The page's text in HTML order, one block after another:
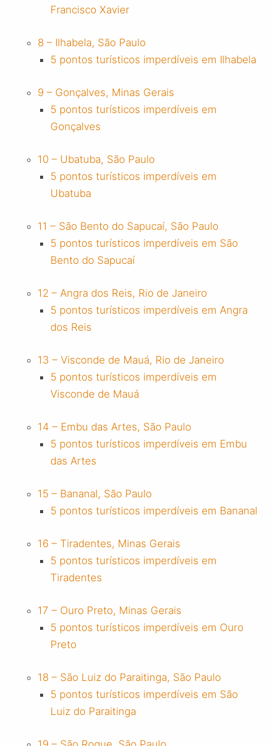
Francisco Xavier
8 – Ilhabela, São Paulo
5 pontos turísticos imperdíveis em Ilhabela
9 – Gonçalves, Minas Gerais
5 pontos turísticos imperdíveis em
Gonçalves
10 – Ubatuba, São Paulo
5 pontos turísticos imperdíveis em
Ubatuba
11 – São Bento do Sapucaí, São Paulo
5 pontos turísticos imperdíveis em São
Bento do Sapucaí
12 – Angra dos Reis, Rio de Janeiro
5 pontos turísticos imperdíveis em Angra
dos Reis
13 – Visconde de Mauá, Rio de Janeiro
5 pontos turísticos imperdíveis em
Visconde de Mauá
14 – Embu das Artes, São Paulo
5 pontos turísticos imperdíveis em Embu
das Artes
15 – Bananal, São Paulo
5 pontos turísticos imperdíveis em Bananal
16 – Tiradentes, Minas Gerais
5 pontos turísticos imperdíveis em
Tiradentes
17 – Ouro Preto, Minas Gerais
5 pontos turísticos imperdíveis em Ouro
Preto
18 – São Luiz do Paraitinga, São Paulo
5 pontos turísticos imperdíveis em São
Luiz do Paraitinga